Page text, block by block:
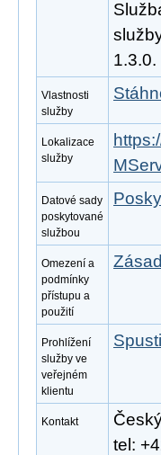
1.3.0.
Vlastnosti
služby
Lokalizace
služby
Datové sady
poskytované
službou
Omezení a
podmínky
přístupu a
použití
Prohlížení
služby ve
veřejném
klientu
Kontakt
tel: